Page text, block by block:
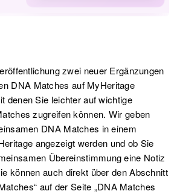
zwei neuer Ergänzungen
DNA Matches auf MyHeritage
denen Sie leichter auf wichtige
zugreifen können. Wir geben
DNA Matches in einem
angezeigt werden und ob Sie
Übereinstimmung eine Notiz
können auch direkt über den Abschnitt
auf der Seite „DNA Matches